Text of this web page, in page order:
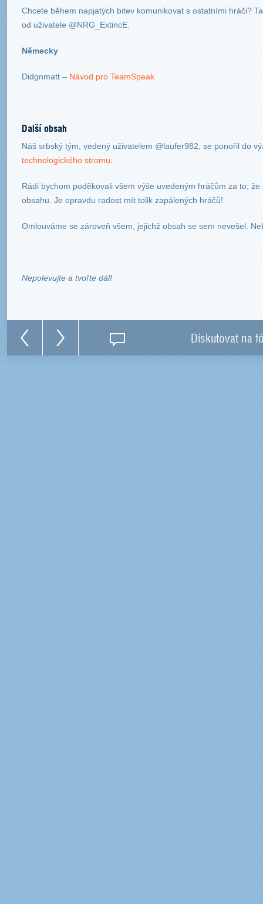
Chcete během napjatých bitev komunikovat s ostatními hráči?
od uživatele @NRG_ExtincE.
Německy
Didgnmatt – Návod pro TeamSpeak
Další obsah
Náš srbský tým, vedený uživatelem @laufer982, se ponořil do
technologického stromu
Rádi bychom poděkovali všem výše uvedeným hráčům za to,
obsahu. Je opravdu radost mít tolik zapálených hráčů!
Omlouváme se zároveň všem, jejichž obsah se sem nevešel.
Nepolevujte a tvořte dál!
Diskutovat na